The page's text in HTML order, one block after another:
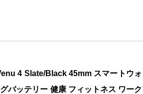
4 Slate/Black 45mm スマートウ
バッテリー 健康 フィットネス ワー